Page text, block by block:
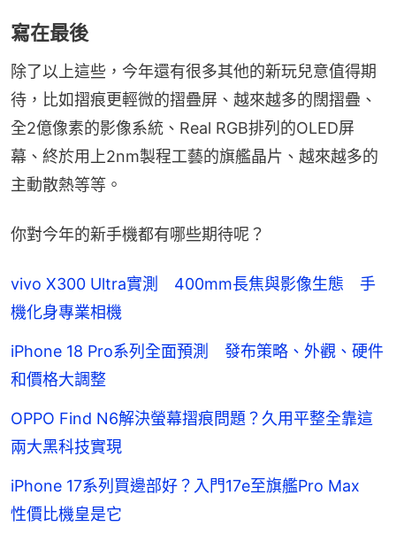
寫在最後
除了以上這些，今年還有很多其他的新玩兒意值得期
待，比如摺痕更輕微的摺疊屏、越來越多的闊摺疊、
全2億像素的影像系統、Real RGB排列的OLED屏
幕、終於用上2nm製程工藝的旗艦晶片、越來越多的
主動散熱等等。
你對今年的新手機都有哪些期待呢？
vivo X300 Ultra實測 400mm長焦與影像生態 手
機化身專業相機
iPhone 18 Pro系列全面預測 發布策略、外觀、硬件
和價格大調整
OPPO Find N6解決螢幕摺痕問題？久用平整全靠這
兩大黑科技實現
iPhone 17系列買邊部好？入門17e至旗艦Pro Max
性價比機皇是它